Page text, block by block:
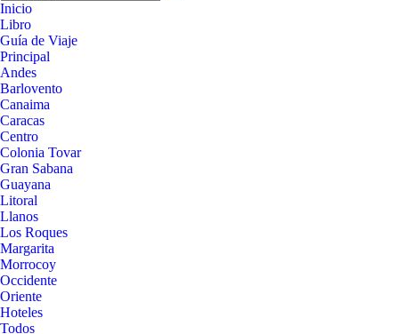
Inicio
Libro
Guía de Viaje
Principal
Andes
Barlovento
Canaima
Caracas
Centro
Colonia Tovar
Gran Sabana
Guayana
Litoral
Llanos
Los Roques
Margarita
Morrocoy
Occidente
Oriente
Hoteles
Todos